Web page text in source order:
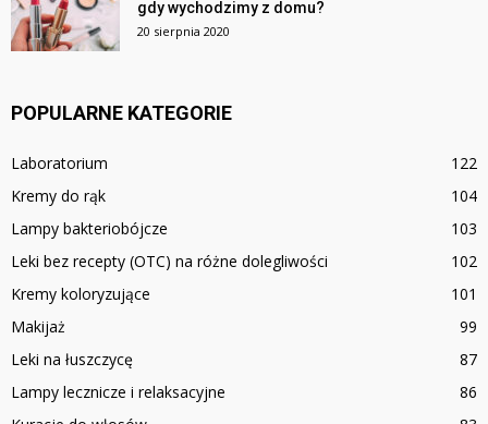
gdy wychodzimy z domu?
20 sierpnia 2020
POPULARNE KATEGORIE
Laboratorium
122
Kremy do rąk
104
Lampy bakteriobójcze
103
Leki bez recepty (OTC) na różne dolegliwości
102
Kremy koloryzujące
101
Makijaż
99
Leki na łuszczycę
87
Lampy lecznicze i relaksacyjne
86